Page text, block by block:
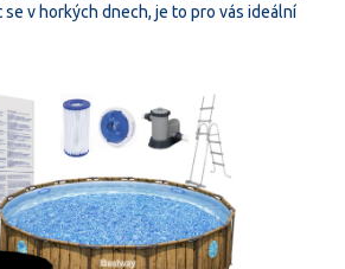
v horkých dnech, je to pro vás ideální